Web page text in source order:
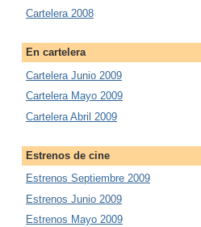
Cartelera 2008
En cartelera
Cartelera Junio 2009
Cartelera Mayo 2009
Cartelera Abril 2009
Estrenos de cine
Estrenos Septiembre 2009
Estrenos Junio 2009
Estrenos Mayo 2009